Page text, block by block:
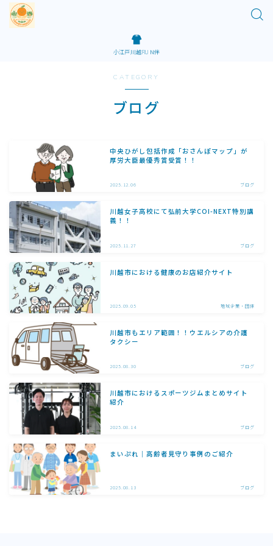
小江戸川越RUＮ伴
CATEGORY
ブログ
中央ひがし包括作成「おさんぽマップ」が
厚労大臣最優秀賞受賞！！
2025.12.06 ブログ
川越女子高校にて弘前大学COI-NEXT特別講
義！！
2025.11.27 ブログ
川越市における健康のお店紹介サイト
2025.09.05 地域企業・団体
川越市もエリア範囲！！ウエルシアの介護
タクシー
2025.08.30 ブログ
川越市におけるスポーツジムまとめサイト
紹介
2025.08.14 ブログ
まいぷれ｜高齢者見守り事例のご紹介
2025.08.13 ブログ